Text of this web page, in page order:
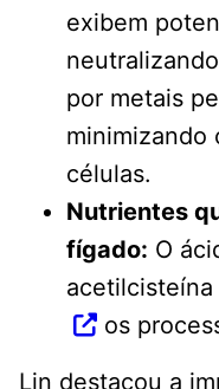
exibem
por metais
minimizando
células.
Nutrientes
fígado: O
os
Lin destacou a